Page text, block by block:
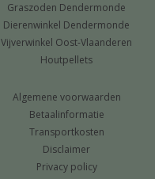
Graszoden Dendermonde
Dierenwinkel Dendermonde
Vijverwinkel Oost-Vlaanderen
Houtpellets
Algemene voorwaarden
Betaalinformatie
Transportkosten
Disclaimer
Privacy policy